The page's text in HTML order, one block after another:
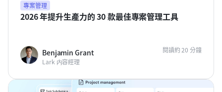
專案管理
2026 年提升生產力的 30 款最佳專案管理工具
Benjamin Grant
Lark 内容經理
閱讀約 20 分鐘